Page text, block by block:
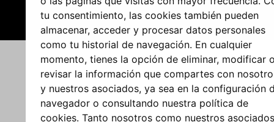
Permitir todas
Denegar Mostrar detalles